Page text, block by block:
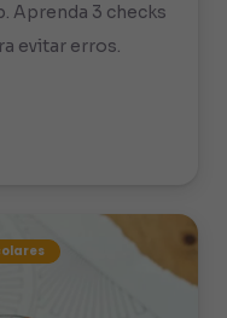
Aprenda 3 checks
evitar erros.